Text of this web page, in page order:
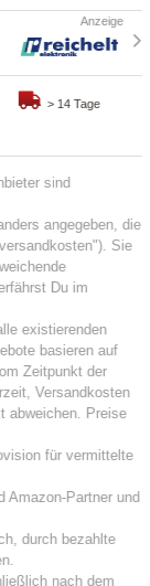
> 14 Tage